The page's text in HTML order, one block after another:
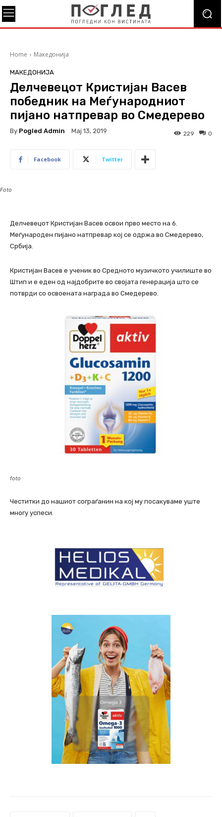
Home Македонија
МАКЕДОНИЈА
Делчевецот Кристијан Васев
победник на Меѓународниот
пијано натпревар во Смедерево
By Pogled Admin Мај 13, 2019 0
229
Facebook Twitter
Foto
Делчевецот Кристијан Васев освои прво место на 6.
Меѓународен пијано натпревар кој се одржа во Смедерево,
Србија.
Кристијан Васев е ученик во Средното музичкото училиште во
Штип и е еден од најдобрите во својата генерација што се
потврди со освоената награда во Смедерево.
foto
Честитки до нашиот сограѓанин на кој му посакуваме уште
многу успеси.